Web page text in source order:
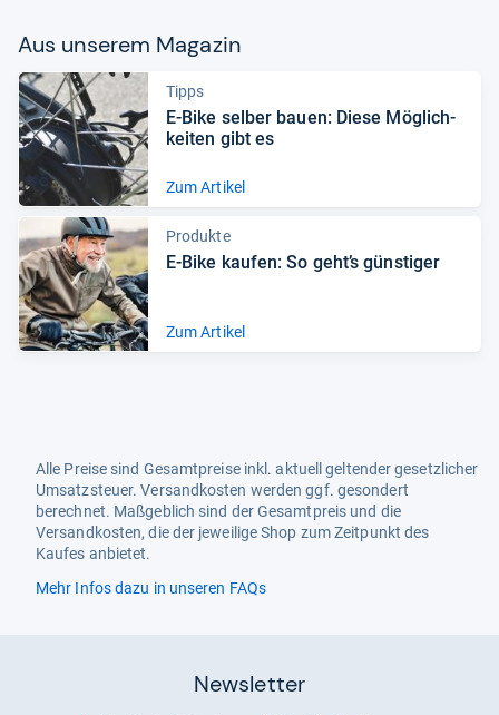
Aus unse­rem Maga­zin
Tipps
E-​Bike sel­ber bauen: Diese Mög­lich­
kei­ten gibt es
Zum Artikel
Produkte
E-​Bike kau­fen: So geht’s güns­ti­ger
Zum Artikel
Alle Preise sind Gesamtpreise inkl. aktuell geltender gesetzlicher
Umsatzsteuer. Versandkosten werden ggf. gesondert
berechnet. Maßgeblich sind der Gesamtpreis und die
Versandkosten, die der jeweilige Shop zum Zeitpunkt des
Kaufes anbietet.
Mehr Infos dazu in unseren FAQs
Newsletter